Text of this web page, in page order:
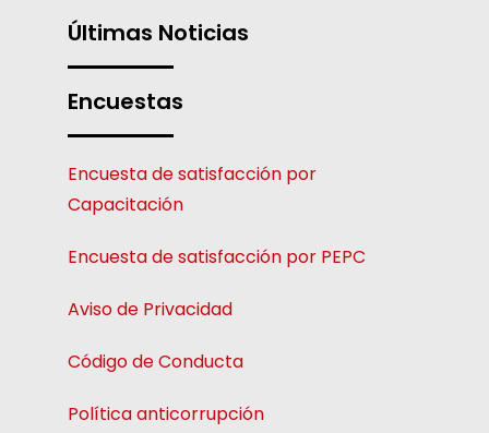
Últimas Noticias
Encuestas
Encuesta de satisfacción por
Capacitación
Encuesta de satisfacción por PEPC
Aviso de Privacidad
Código de Conducta
Política anticorrupción